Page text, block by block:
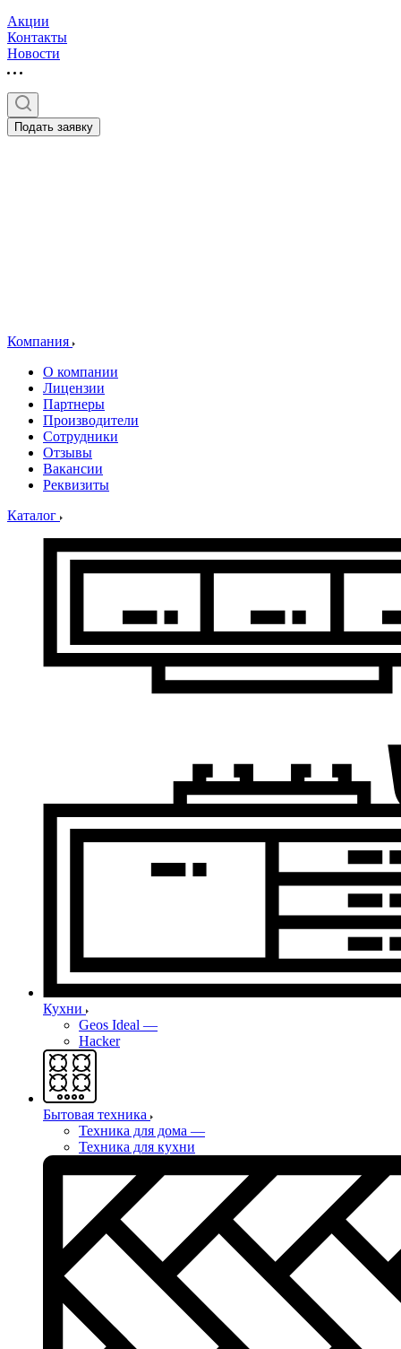
Акции
Контакты
Новости
Подать заявку
Компания
О компании
Лицензии
Партнеры
Производители
Сотрудники
Отзывы
Вакансии
Реквизиты
Каталог
Кухни
Geos Ideal —
Hacker
Бытовая техника
Техника для дома —
Техника для кухни